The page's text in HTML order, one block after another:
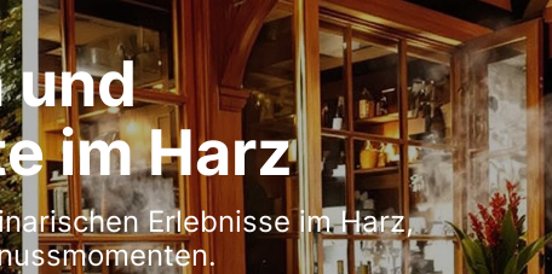
und
im Harz
Erlebnisse im Harz,